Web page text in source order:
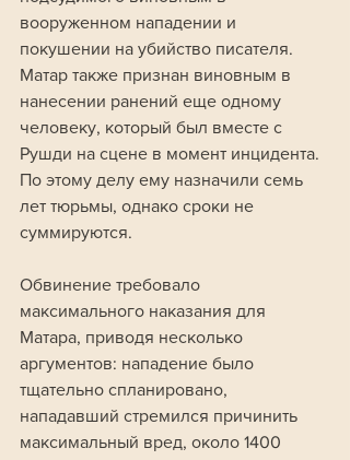
вооруженном нападении и
покушении на убийство писателя.
Матар также признан виновным в
нанесении ранений еще одному
человеку, который был вместе с
Рушди на сцене в момент инцидента.
По этому делу ему назначили семь
лет тюрьмы, однако сроки не
суммируются.
Обвинение требовало
максимального наказания для
Матара, приводя несколько
аргументов: нападение было
тщательно спланировано,
нападавший стремился причинить
максимальный вред, около 1400